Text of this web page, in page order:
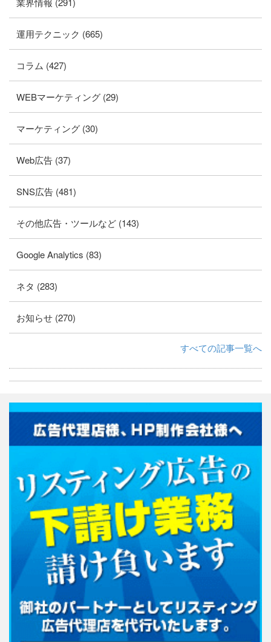
運用テクニック (665)
コラム (427)
WEBマーケティング (29)
マーケティング (30)
Web広告 (37)
SNS広告 (481)
その他広告・ツールなど (143)
Google Analytics (83)
ネタ (283)
お知らせ (270)
すべての記事一覧へ